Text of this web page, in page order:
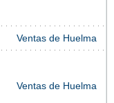
Ventas de Huelma
Ventas de Huelma